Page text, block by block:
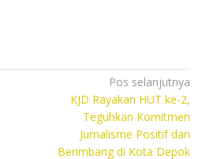
Pos selanjutnya
KJD Rayakan HUT ke-2,
Teguhkan Komitmen
Jurnalisme Positif dan
Berimbang di Kota Depok